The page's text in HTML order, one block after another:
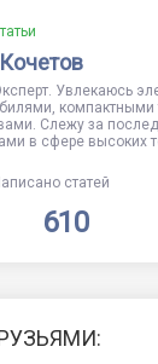
Увлекаюсь
компактными
Слежу за
в сфере высоких
статей
610